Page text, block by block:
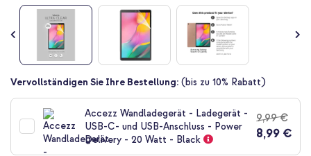
Zum
Bildgalerie
springen
Vervollständigen Sie Ihre Bestellung: (bis zu 10% Rabatt)
Accezz Wandladegerät - Ladegerät -
USB-C- und USB-Anschluss - Power
Delivery - 20 Watt - Black
9,99 €
8,99 €